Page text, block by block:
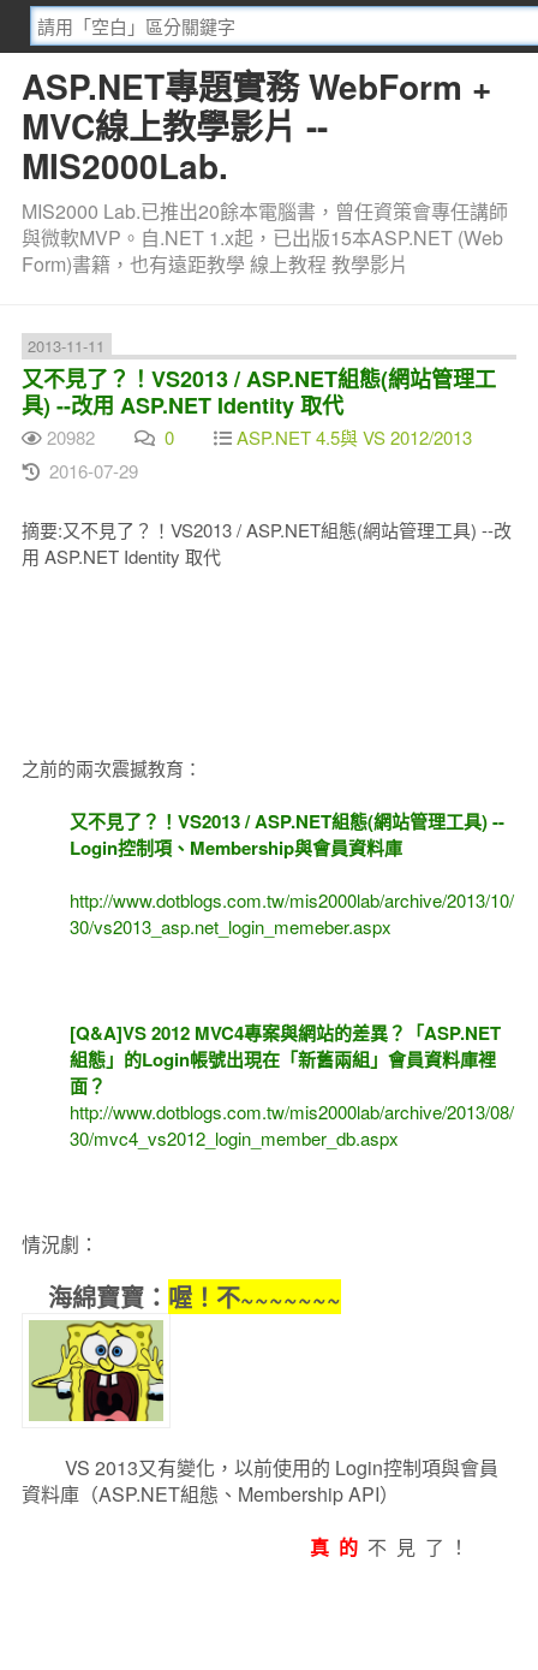
ASP.NET專題實務 WebForm +
MVC線上教學影片 --
MIS2000Lab.
MIS2000 Lab.已推出20餘本電腦書，曾任資策會專任講師
與微軟MVP。自.NET 1.x起，已出版15本ASP.NET (Web
Form)書籍，也有遠距教學 線上教程 教學影片
2013-11-11
又不見了？！VS2013 / ASP.NET組態(網站管理工
具) --改用 ASP.NET Identity 取代
20982 0
ASP.NET 4.5與 VS 2012/2013
2016-07-29
摘要:又不見了？！VS2013 / ASP.NET組態(網站管理工具) --改
用 ASP.NET Identity 取代
之前的兩次震撼教育：
又不見了？！VS2013 / ASP.NET組態(網站管理工具) --
Login控制項、Membership與會員資料庫
http://www.dotblogs.com.tw/mis2000lab/archive/2013/10/
30/vs2013_asp.net_login_memeber.aspx
[Q&A]VS 2012 MVC4專案與網站的差異？「ASP.NET
組態」的Login帳號出現在「新舊兩組」會員資料庫裡
面？
http://www.dotblogs.com.tw/mis2000lab/archive/2013/08/
30/mvc4_vs2012_login_member_db.aspx
情況劇：
海綿寶寶： 喔！不~~~~~~~
VS 2013又有變化，以前使用的 Login控制項與會員
資料庫（ASP.NET組態、Membership API）
真 的 不 見 了 ！